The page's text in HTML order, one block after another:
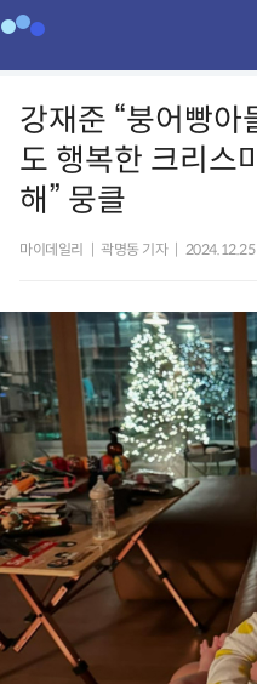
강재준 “붕어빵아
도 행복한 크리스
해” 뭉클
마이데일리 곽명동 기자 2024.12.25